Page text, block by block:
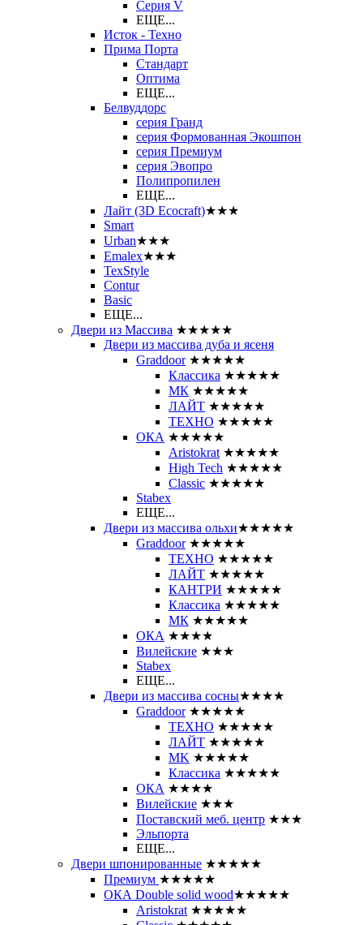
Серия V
ЕЩЕ...
Исток - Техно
Прима Порта
Стандарт
Оптима
ЕЩЕ...
Белвуддорс
серия Гранд
серия Формованная Экошпон
серия Премиум
серия Эвопро
Полипропилен
ЕЩЕ...
Лайт (3D Ecocraft)★★★
Smart
Urban★★★
Emalex★★★
TexStyle
Contur
Basic
ЕЩЕ...
Двери из Массива ★★★★★
Двери из массива дуба и ясеня
Graddoor ★★★★★
Классика ★★★★★
МК ★★★★★
ЛАЙТ ★★★★★
ТЕХНО ★★★★★
ОКА ★★★★★
Aristokrat ★★★★★
High Tech ★★★★★
Classic ★★★★★
Stabex
ЕЩЕ...
Двери из массива ольхи★★★★★
Graddoor ★★★★★
ТЕХНО ★★★★★
ЛАЙТ ★★★★★
КАНТРИ ★★★★★
Классика ★★★★★
МК ★★★★★
ОКА ★★★★
Вилейские ★★★
Stabex
ЕЩЕ...
Двери из массива сосны★★★★
Graddoor ★★★★★
ТЕХНО ★★★★★
ЛАЙТ ★★★★★
MK ★★★★★
Классика ★★★★★
ОКА ★★★★
Вилейские ★★★
Поставский меб. центр ★★★
Эльпорта
ЕЩЕ...
Двери шпонированные ★★★★★
Премиум ★★★★★
ОКА Double solid wood★★★★★
Aristokrat ★★★★★